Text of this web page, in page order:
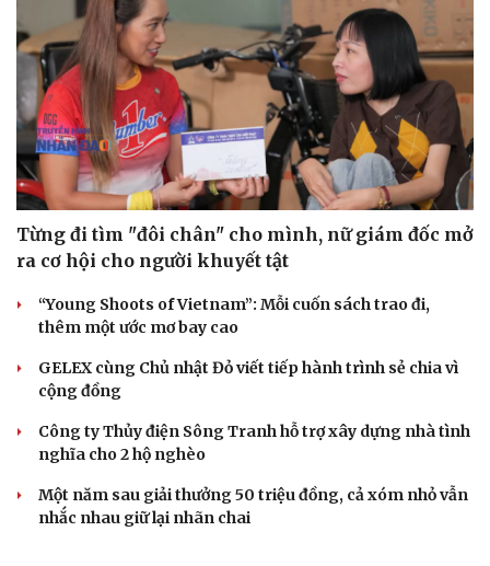
Từng đi tìm "đôi chân" cho mình, nữ giám đốc mở
ra cơ hội cho người khuyết tật
“Young Shoots of Vietnam”: Mỗi cuốn sách trao đi,
thêm một ước mơ bay cao
GELEX cùng Chủ nhật Đỏ viết tiếp hành trình sẻ chia vì
cộng đồng
Công ty Thủy điện Sông Tranh hỗ trợ xây dựng nhà tình
nghĩa cho 2 hộ nghèo
Một năm sau giải thưởng 50 triệu đồng, cả xóm nhỏ vẫn
nhắc nhau giữ lại nhãn chai